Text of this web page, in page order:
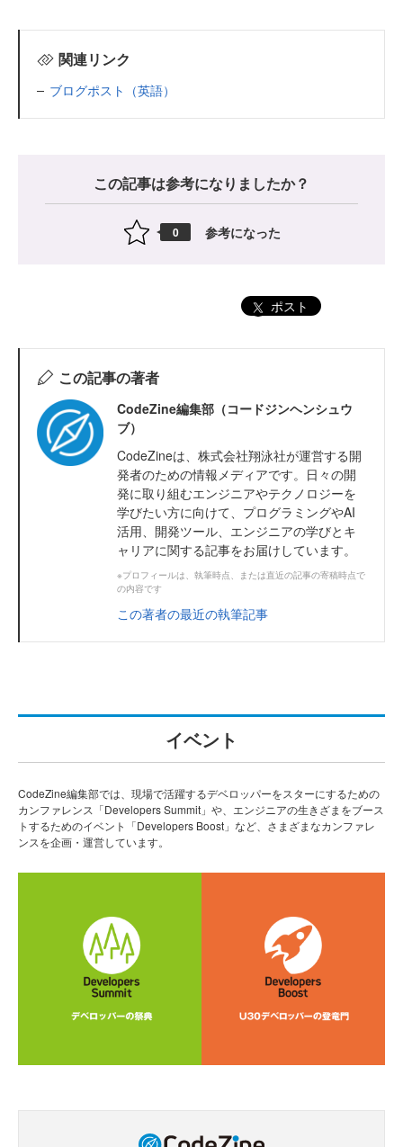
関連リンク
ブログポスト（英語）
この記事は参考になりましたか？
0 参考になった
ポスト
この記事の著者
CodeZine編集部（コードジンヘンシュウ
ブ）
CodeZineは、株式会社翔泳社が運営する開
発者のための情報メディアです。日々の開
発に取り組むエンジニアやテクノロジーを
学びたい方に向けて、プログラミングやAI
活用、開発ツール、エンジニアの学びとキ
ャリアに関する記事をお届けしています。
※プロフィールは、執筆時点、または直近の記事の寄稿時点で
の内容です
この著者の最近の執筆記事
イベント
CodeZine編集部では、現場で活躍するデベロッパーをスターにするための
カンファレンス「Developers Summit」や、エンジニアの生きざまをブース
トするためのイベント「Developers Boost」など、さまざまなカンファレ
ンスを企画・運営しています。